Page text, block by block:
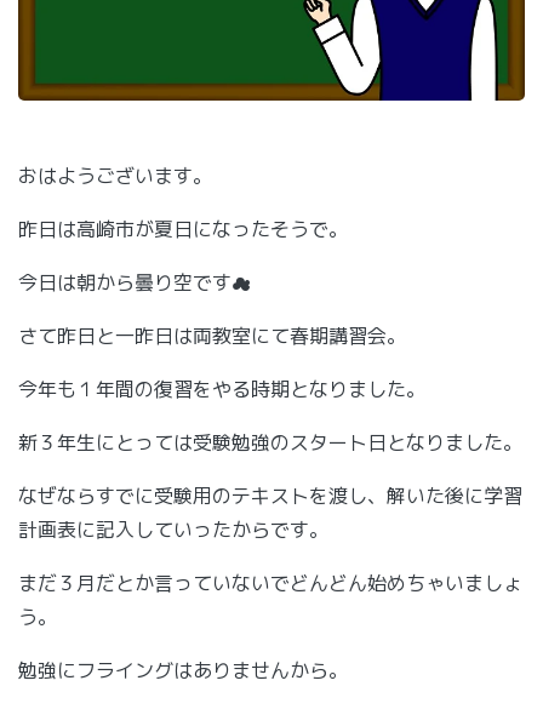
おはようございます。
昨日は高崎市が夏日になったそうで。
今日は朝から曇り空です☁
さて昨日と一昨日は両教室にて春期講習会。
今年も１年間の復習をやる時期となりました。
新３年生にとっては受験勉強のスタート日となりました。
なぜならすでに受験用のテキストを渡し、解いた後に学習
計画表に記入していったからです。
まだ３月だとか言っていないでどんどん始めちゃいましょ
う。
勉強にフライングはありませんから。